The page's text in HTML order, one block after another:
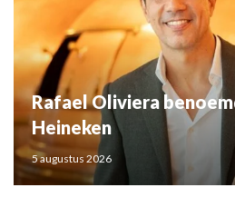
Rafael Oliviera
Heineken
5 augustus 2026